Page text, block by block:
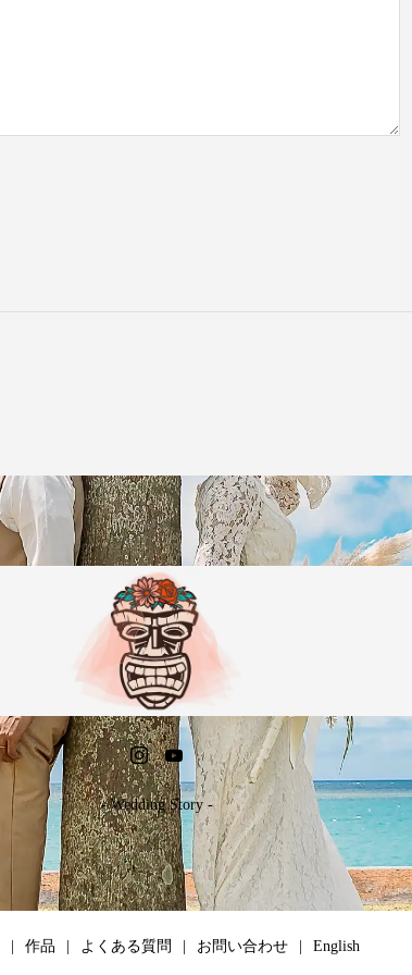
- Wedding Story -
作品 よくある質問 お問い合わせ English